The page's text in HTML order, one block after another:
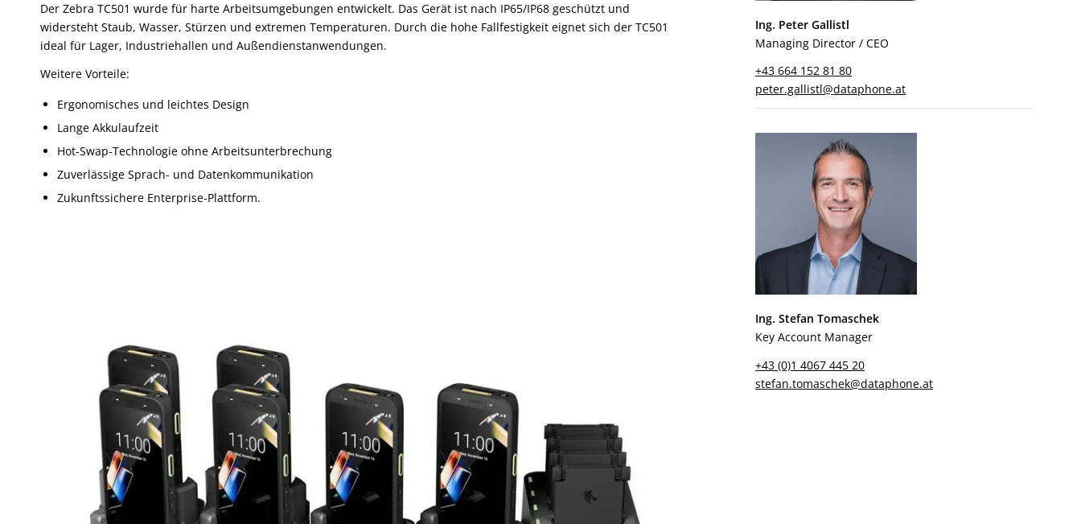
Der Zebra TC501 wurde für harte Arbeitsumgebungen entwickelt. Das Gerät ist nach IP65/IP68 geschützt und
widersteht Staub, Wasser, Stürzen und extremen Temperaturen. Durch die hohe Fallfestigkeit eignet sich der TC501
ideal für Lager, Industriehallen und Außendienstanwendungen.
Weitere Vorteile:
Ergonomisches und leichtes Design
Lange Akkulaufzeit
Hot-Swap-Technologie ohne Arbeitsunterbrechung
Zuverlässige Sprach- und Datenkommunikation
Zukunftssichere Enterprise-Plattform.
Ing. Peter Gallistl
Managing Director / CEO
+43 664 152 81 80
peter.gallistl@dataphone.at
Ing. Stefan Tomaschek
Key Account Manager
+43 (0)1 4067 445 20
stefan.tomaschek@dataphone.at